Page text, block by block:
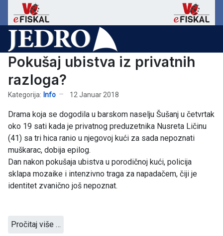
Pokušaj ubistva iz privatnih
razloga?
Kategorija: Info 12 Januar 2018
Drama koja se dogodila u barskom naselju Šušanj u četvrtak
oko 19 sati kada je privatnog preduzetnika Nusreta Ličinu
(41) sa tri hica ranio u njegovoj kući za sada nepoznati
muškarac, dobija epilog.
Dan nakon pokušaja ubistva u porodičnoj kući, policija
sklapa mozaike i intenzivno traga za napadačem, čiji je
identitet zvanično još nepoznat.
Pročitaj više …